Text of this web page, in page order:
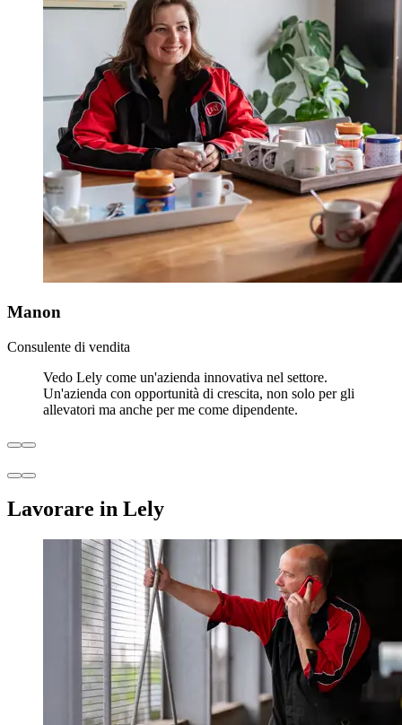
Manon
Consulente di vendita
Vedo Lely come un'azienda innovativa nel settore.
Un'azienda con opportunità di crescita, non solo per gli
allevatori ma anche per me come dipendente.
Lavorare in Lely